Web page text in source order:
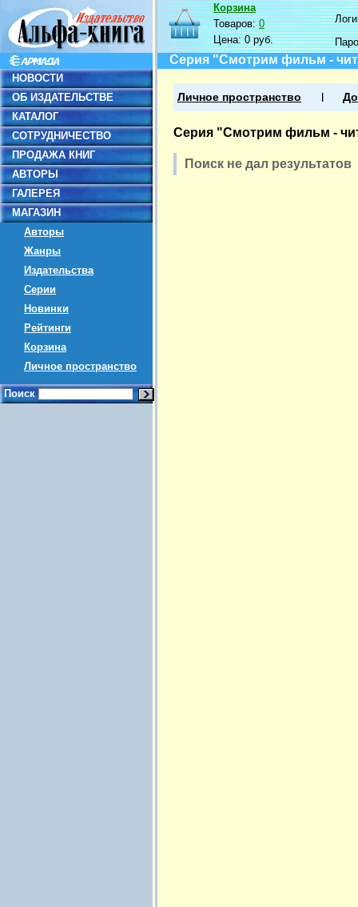
НОВОСТИ
ОБ ИЗДАТЕЛЬСТВЕ
КАТАЛОГ
СОТРУДНИЧЕСТВО
ПРОДАЖА КНИГ
АВТОРЫ
ГАЛЕРЕЯ
МАГАЗИН
Авторы
Жанры
Издательства
Серии
Новинки
Рейтинги
Корзина
Личное пространство
Поиск
Корзина
Товаров:0
Цена:0 руб.
Серия "Смотрим фильм -
Личное пространство
Серия "Смотрим фильм -
Поиск не дал результатов